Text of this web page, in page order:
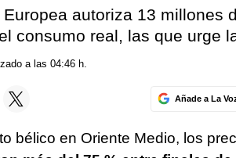
autoriza 13 millones
consumo real, las que urge
a las 04:46 h.
Añade a La
bélico en Oriente Medio, los